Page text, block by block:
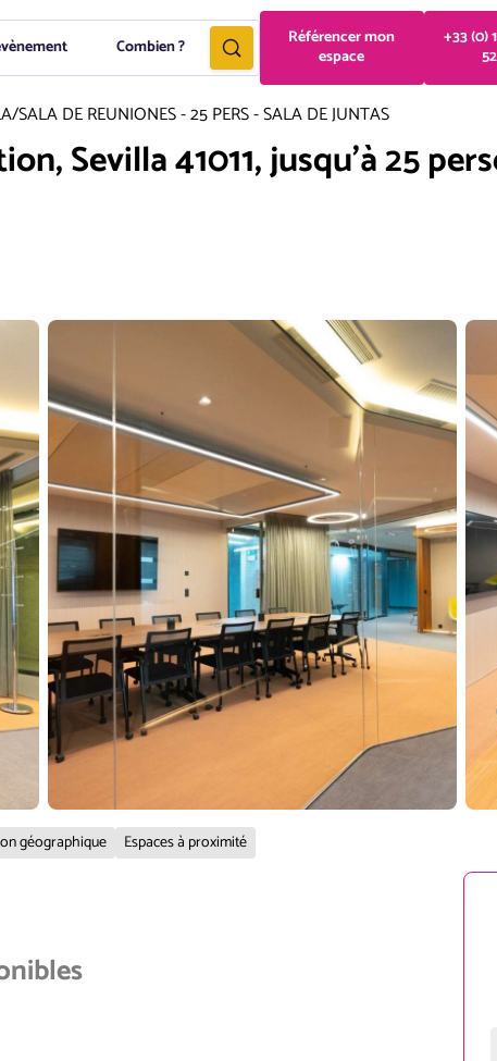
Combien ? Référencer mon
espace
+33 (0)
/SALA DE REUNIONES - 25 PERS - SALA DE JUNTAS
Sevilla 41011, jusqu'à 25
géographique Espaces à proximité